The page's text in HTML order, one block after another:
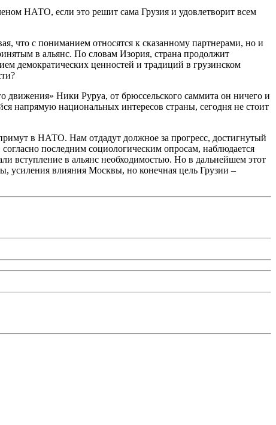
НАТО, если это решит сама Грузия и удовлетворит всем
что с пониманием относятся к сказанному партнерами, но и
в альянс. По словам Изория, страна продолжит
демократических ценностей и традиций в грузинском
движения» Ники Руруа, от брюссельского саммита он ничего и
напрямую национальных интересов страны, сегодня не стоит
в НАТО. Нам отдадут должное за прогресс, достигнутый
последним социологическим опросам, наблюдается
вступление в альянс необходимостью. Но в дальнейшем этот
усиления влияния Москвы, но конечная цель Грузии –